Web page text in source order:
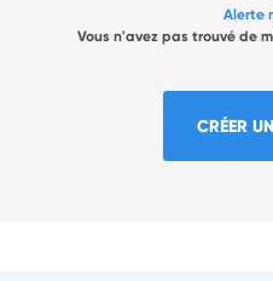
Alerte
Vous n'avez pas trouvé de
CRÉER